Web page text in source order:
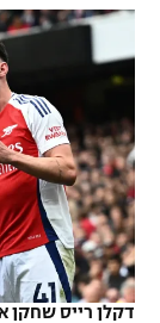
VOD
רץ ברשת
ליגיונרים
גביע המדינה
נבחרת ישראל
מכבי חיפה
בית"ר ירושלים
מכבי תל אביב
ליגה אנגלית
ליגה גרמנית
ליגה ספרדית
ליגה איטלקית
ליגה צרפתית
ליגת ווינר סל
ליגה לאומית
כדורסל נשים
מכבי תל אביב
הפועל חולון
הפועל ירושלים
כדורסל עולמי
יורוליג
יורוקאפ
ענפים נוספים
טניס
כדוריד
כדורעף
דקלן רייס שחקן